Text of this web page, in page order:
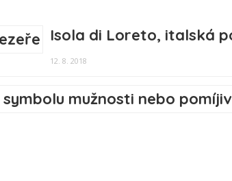
Isola di Loreto, italská
12. 8. 2018